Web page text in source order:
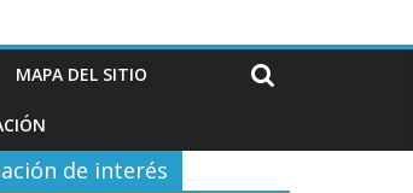
MAPA DEL SITIO
de interés